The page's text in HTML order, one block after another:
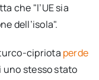
che "l’UE sia
dell’isola".
cipriota perde
uno stesso stato